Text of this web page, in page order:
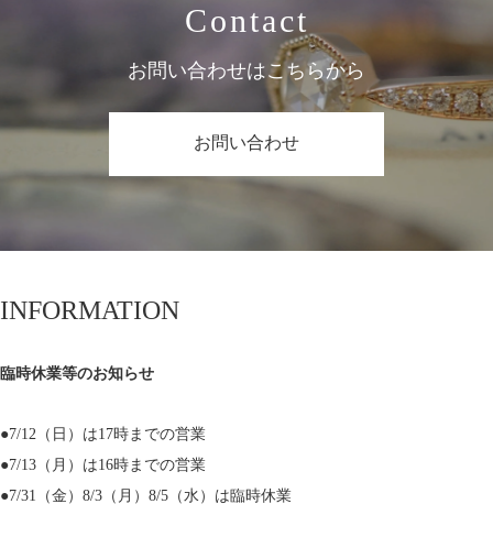
Contact
お問い合わせはこちらから
お問い合わせ
INFORMATION
臨時休業等のお知らせ
●7/12（日）は17時までの営業
●7/13（月）は16時までの営業
●7/31（金）8/3（月）8/5（水）は臨時休業